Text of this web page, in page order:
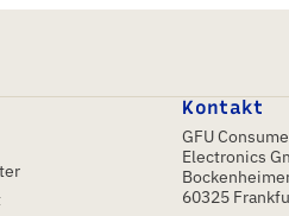
Kontakt
GFU
Electronics
60325